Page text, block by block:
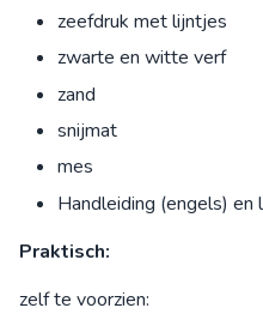
zeefdruk met lijntjes
zwarte en witte verf
zand
snijmat
mes
Handleiding (engels) en
Praktisch:
zelf te voorzien: